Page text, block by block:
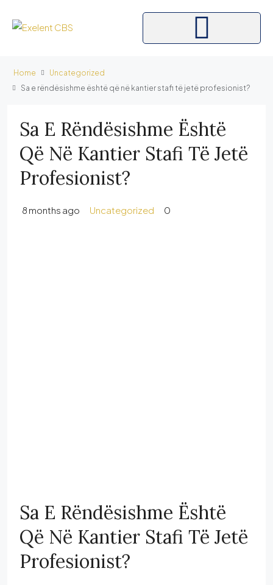
Home
Uncategorized
Sa e rëndësishme është që në kantier stafi të jetë profesionist?
Sa E Rëndësishme Është
Që Në Kantier Stafi Të Jetë
Profesionist?
8 months ago Uncategorized 0
Sa E Rëndësishme Është
Që Në Kantier Stafi Të Jetë
Profesionist?